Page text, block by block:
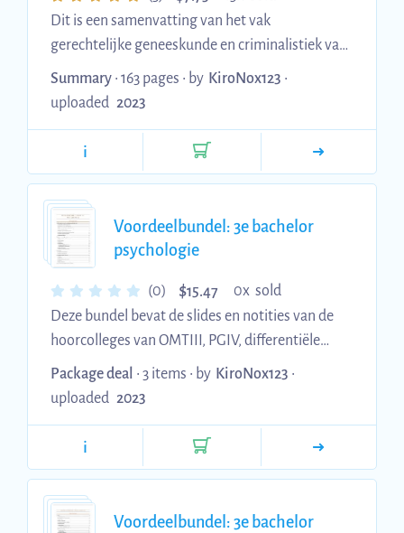
Dit is een samenvatting van het vak
gerechtelijke geneeskunde en criminalistiek van
het jaar . De samenvatting omvat alle (digitale)
lessen. Ik behaalde een 18/20. Foto's heb ik
aangezien deze niet gedeeld mogen worden.
Link naar 106 flashcards;
Summary • 163 pages • by KiroNox123 •
uploaded 2023
i
Voordeelbundel: 3e bachelor
psychologie
(0) $15.47
0x sold
Deze bundel bevat de slides en notities van de
hoorcolleges van OMTIII, PGIV, differentiële
psychologie en onderwijspsychologie en
leerstoornissen *Kan nog schrijf en typfouten
Package deal • 3 items • by KiroNox123 •
uploaded 2023
i
Voordeelbundel: 3e bachelor